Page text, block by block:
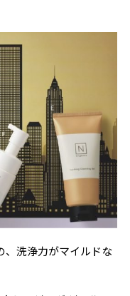
、洗浄力がマイルドな